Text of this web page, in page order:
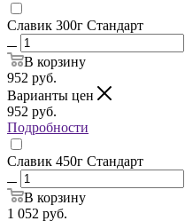
Славик 300г Стандарт
В корзину
952 руб.
Варианты цен
952 руб.
Подробности
Славик 450г Стандарт
В корзину
1 052 руб.